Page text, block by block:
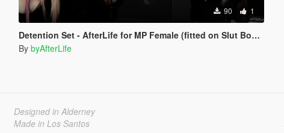
90 1
Detention Set - AfterLife for MP Female (fitted on Slut Body)
By byAfterLife
Designed in Alderney
Made in Los Santos